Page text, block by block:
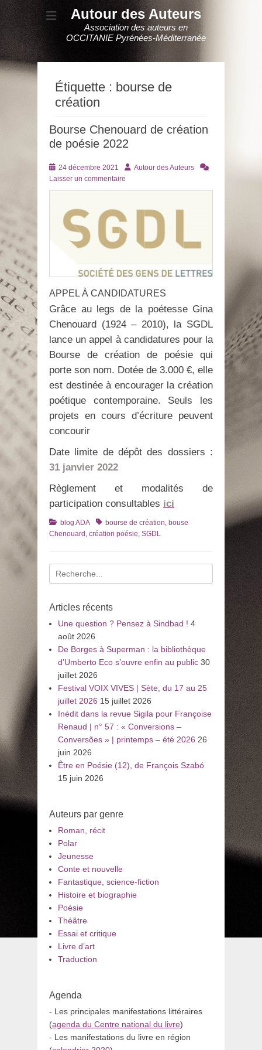
Autour des Auteurs
Association des auteurs en
OCCITANIE Pyrénées-Méditerranée
Étiquette : bourse de
création
Bourse Chenouard de création
de poésie 2022
Posté
le
24 décembre 2021 AuteurAutour des Auteurs
Laisser un commentaire
APPEL À CANDIDATURES
Grâce au legs de la poétesse Gina
Chenouard (1924 – 2010), la SGDL
lance un appel à candidatures pour la
Bourse de création de poésie qui
porte son nom. Dotée de 3.000 €, elle
est destinée à encourager la création
poétique contemporaine. Seuls les
projets en cours d’écriture peuvent
concourir
Date limite de dépôt des dossiers :
31 janvier 2022
Règlement et modalités de
participation consultables ici
Catégories
blog ADA Tagsbourse de création, bouse
Chenouard , création poésie, SGDL
Recherche
pour
Articles récents
Une question ? Pensez à Sindbad ! 4
août 2026
De Borges à Superman : la bibliothèque
d’Umberto Eco s’ouvre enfin au public 30
juillet 2026
Festival VOIX VIVES | Sète, du 17 au 25
juillet 2026 15 juillet 2026
Inédit dans la revue Sigila pour Françoise
Renaud | n° 57 : « Conversions –
Conversões » | printemps – été 2026 26
juin 2026
Être en Poésie (12), de François Szabó
15 juin 2026
Auteurs par genre
Roman, récit
Polar
Jeunesse
Conte et nouvelle
Fantastique, science-fiction
Histoire et biographie
Poésie
Théâtre
Essai et critique
Livre d’art
Traduction
Agenda
- Les principales manifestations littéraires
(agenda du Centre national du livre)
- Les manifestations du livre en région